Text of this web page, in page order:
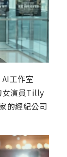
工作室
女演員Tilly
的經紀公司